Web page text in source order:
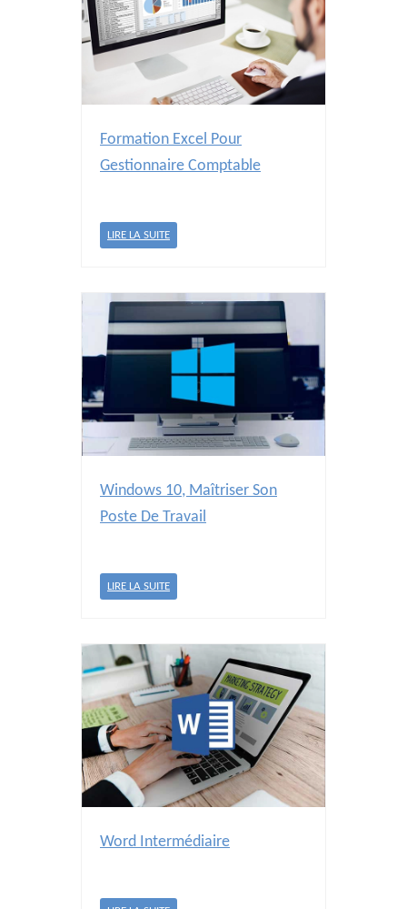
Formation Excel Pour
Gestionnaire Comptable
LIRE LA SUITE
Windows 10, Maîtriser Son
Poste De Travail
LIRE LA SUITE
Word Intermédiaire